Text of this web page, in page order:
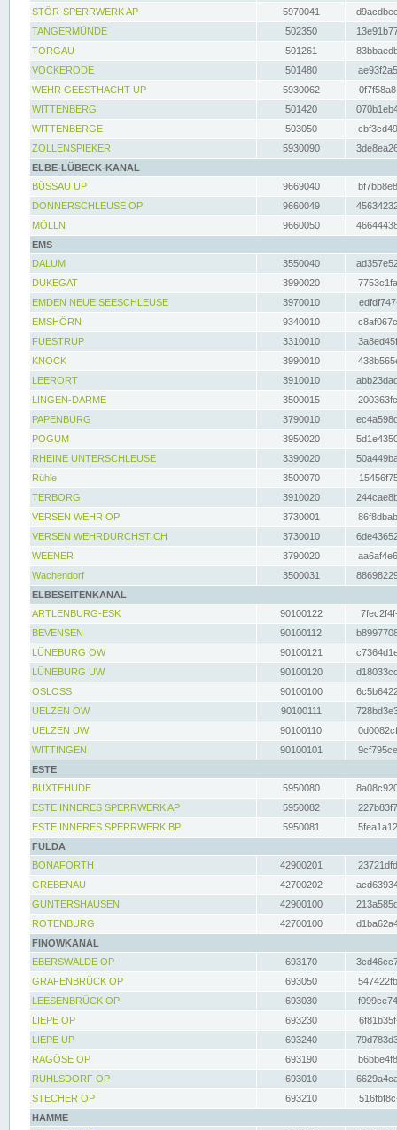
STÖR-SPERRWERK AP 5970041
TANGERMÜNDE
502350
TORGAU
501261
VOCKERODE
501480
WEHR GEESTHACHT UP
5930062
WITTENBERG
501420
WITTENBERGE
503050
ZOLLENSPIEKER
5930090
ELBE-LÜBECK-KANAL
BÜSSAU UP
9669040
DONNERSCHLEUSE OP
9660049
MÖLLN
9660050
EMS
DALUM
3550040
DUKEGAT
3990020
EMDEN NEUE SEESCHLEUSE
3970010
EMSHÖRN
9340010
FUESTRUP
3310010
KNOCK
3990010
LEERORT
3910010
LINGEN-DARME
3500015
PAPENBURG
3790010
POGUM
3950020
RHEINE UNTERSCHLEUSE
3390020
Rühle
3500070
TERBORG
3910020
VERSEN WEHR OP
3730001
VERSEN WEHRDURCHSTICH
3730010
WEENER
3790020
Wachendorf
3500031
ELBESEITENKANAL
ARTLENBURG-ESK
90100122
BEVENSEN
90100112
LÜNEBURG OW
90100121
LÜNEBURG UW
90100120
OSLOSS
90100100
UELZEN OW
90100111
UELZEN UW
90100110
WITTINGEN
90100101
ESTE
BUXTEHUDE
5950080
ESTE INNERES SPERRWERK AP
5950082
ESTE INNERES SPERRWERK BP
5950081
FULDA
BONAFORTH
42900201
GREBENAU
42700202
GUNTERSHAUSEN
42900100
ROTENBURG
42700100
FINOWKANAL
EBERSWALDE OP
693170
GRAFENBRÜCK OP
693050
LEESENBRÜCK OP
693030
LIEPE OP
693230
LIEPE UP
693240
RAGÖSE OP
693190
RUHLSDORF OP
693010
STECHER OP
693210
HAMME